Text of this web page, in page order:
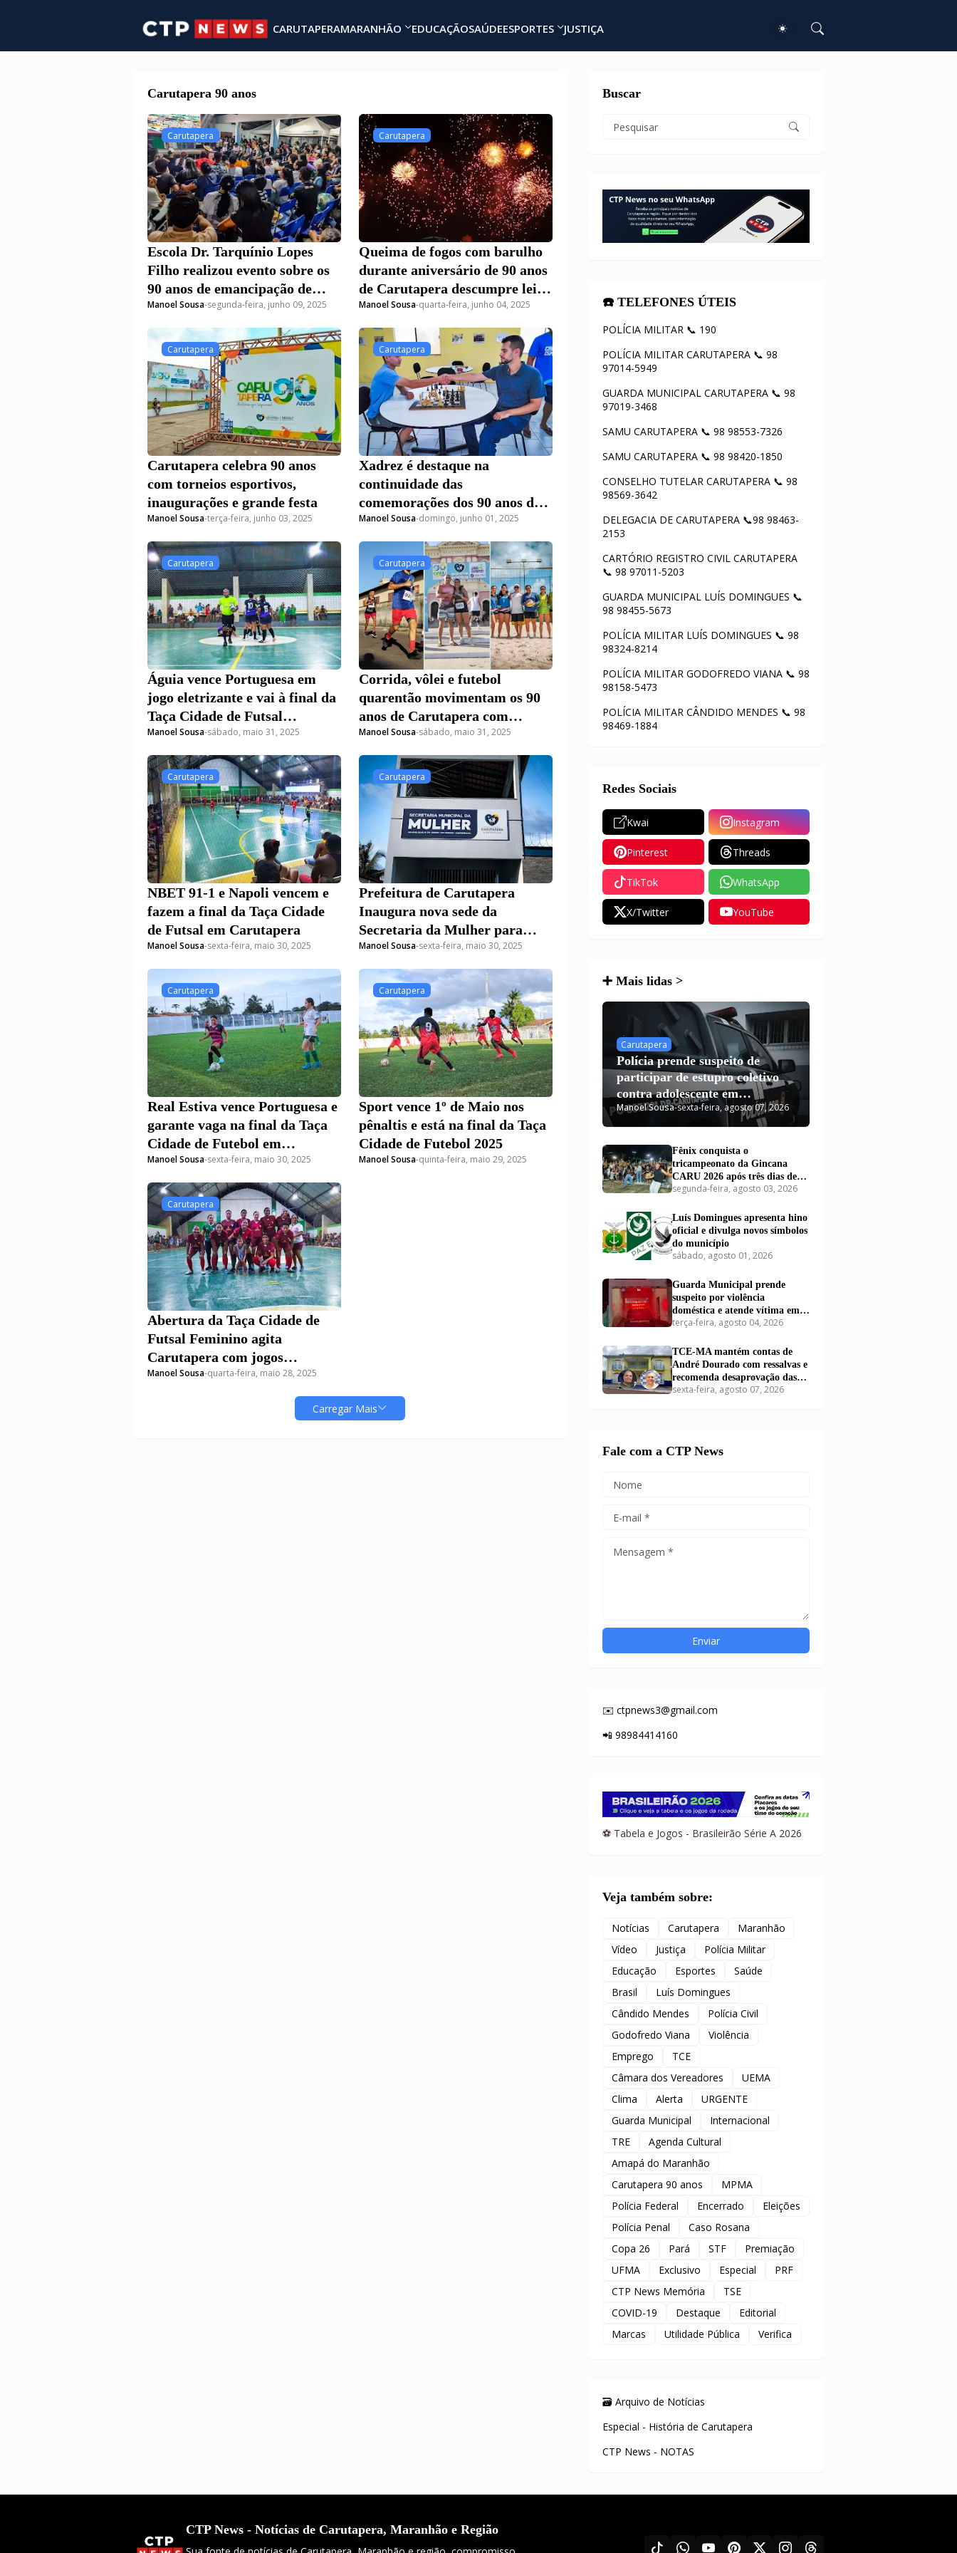
CARUTAPERAMARANHÃO EDUCAÇÃOSAÚDEESPORTES JUSTIÇA
Carutapera 90 anos
Carutapera
Escola Dr. Tarquínio Lopes
Filho realizou evento sobre os
90 anos de emancipação de
Carutapera
Manoel Sousa-segunda-feira, junho 09, 2025
Carutapera
Queima de fogos com barulho
durante aniversário de 90 anos
de Carutapera descumpre leis
estadual e municipal
Manoel Sousa-quarta-feira, junho 04, 2025
Carutapera
Carutapera celebra 90 anos
com torneios esportivos,
inaugurações e grande festa
Manoel Sousa-terça-feira, junho 03, 2025
Carutapera
Xadrez é destaque na
continuidade das
comemorações dos 90 anos de
Carutapera neste domingo (1º)
Manoel Sousa-domingo, junho 01, 2025
Carutapera
Águia vence Portuguesa em
jogo eletrizante e vai à final da
Taça Cidade de Futsal
Feminino
Manoel Sousa-sábado, maio 31, 2025
Carutapera
Corrida, vôlei e futebol
quarentão movimentam os 90
anos de Carutapera com
emoção e títulos
Manoel Sousa-sábado, maio 31, 2025
Carutapera
NBET 91-1 e Napoli vencem e
fazem a final da Taça Cidade
de Futsal em Carutapera
Manoel Sousa-sexta-feira, maio 30, 2025
Carutapera
Prefeitura de Carutapera
Inaugura nova sede da
Secretaria da Mulher para
fortalecer apoio às vítimas de
violência
Manoel Sousa-sexta-feira, maio 30, 2025
Carutapera
Real Estiva vence Portuguesa e
garante vaga na final da Taça
Cidade de Futebol em
Carutapera
Manoel Sousa-sexta-feira, maio 30, 2025
Carutapera
Sport vence 1º de Maio nos
pênaltis e está na final da Taça
Cidade de Futebol 2025
Manoel Sousa-quinta-feira, maio 29, 2025
Carutapera
Abertura da Taça Cidade de
Futsal Feminino agita
Carutapera com jogos
emocionantes e viradas de
Manoel Sousa-quarta-feira, maio 28, 2025
Carregar Mais
Buscar
☎️ TELEFONES ÚTEIS
POLÍCIA MILITAR 📞 190
POLÍCIA MILITAR CARUTAPERA 📞 98
97014-5949
GUARDA MUNICIPAL CARUTAPERA 📞 98
97019-3468
SAMU CARUTAPERA 📞 98 98553-7326
SAMU CARUTAPERA 📞 98 98420-1850
CONSELHO TUTELAR CARUTAPERA 📞 98
98569-3642
DELEGACIA DE CARUTAPERA 📞98 98463-
2153
CARTÓRIO REGISTRO CIVIL CARUTAPERA
📞 98 97011-5203
GUARDA MUNICIPAL LUÍS DOMINGUES 📞
98 98455-5673
POLÍCIA MILITAR LUÍS DOMINGUES 📞 98
98324-8214
POLÍCIA MILITAR GODOFREDO VIANA 📞 98
98158-5473
POLÍCIA MILITAR CÂNDIDO MENDES 📞 98
98469-1884
Redes Sociais
Kwai Instagram
Pinterest Threads
TikTok WhatsApp
X/Twitter YouTube
➕ Mais lidas >
Carutapera
Polícia prende suspeito de
participar de estupro coletivo
contra adolescente em
Carutapera
Manoel Sousa-sexta-feira, agosto 07, 2026
Fênix conquista o
tricampeonato da Gincana
CARU 2026 após três dias de
disputas em Carutapera
segunda-feira, agosto 03, 2026
Luís Domingues apresenta hino
oficial e divulga novos símbolos
do município
sábado, agosto 01, 2026
Guarda Municipal prende
suspeito por violência
doméstica e atende vítima em
Carutapera
terça-feira, agosto 04, 2026
TCE-MA mantém contas de
André Dourado com ressalvas e
recomenda desaprovação das
contas de Dr. Airton
sexta-feira, agosto 07, 2026
Fale com a CTP News
✉️ ctpnews3@gmail.com
📲 98984414160
⚽ Tabela e Jogos - Brasileirão Série A 2026
Veja também sobre:
Notícias Carutapera
Maranhão
Vídeo
Justiça
Polícia Militar
Educação
Esportes
Saúde
Brasil
Luís Domingues
Cândido Mendes
Polícia Civil
Godofredo Viana
Violência
Emprego
TCE
Câmara dos Vereadores
UEMA
Clima
Alerta
URGENTE
Guarda Municipal
Internacional
TRE
Agenda Cultural
Amapá do Maranhão
Carutapera 90 anos
MPMA
Polícia Federal
Encerrado
Eleições
Polícia Penal
Caso Rosana
Copa 26
Pará STF
Premiação
UFMA
Exclusivo Especial
PRF
CTP News Memória
TSE
COVID-19
Destaque
Editorial
Marcas
Utilidade Pública Verifica
🗃️ Arquivo de Notícias
Especial - História de Carutapera
CTP News - NOTAS
CTP News - Notícias de Carutapera, Maranhão e Região